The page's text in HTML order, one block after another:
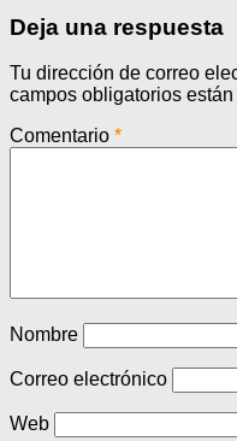
Deja una respuesta
Tu dirección de correo
campos obligatorios
Comentario *
Nombre
Correo electrónico
Web